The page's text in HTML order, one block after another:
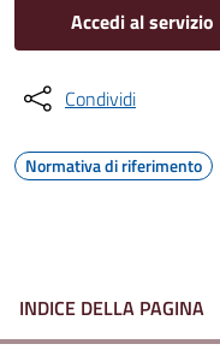
Accedi al servizio
Condividi
Normativa di riferimento
INDICE DELLA PAGINA